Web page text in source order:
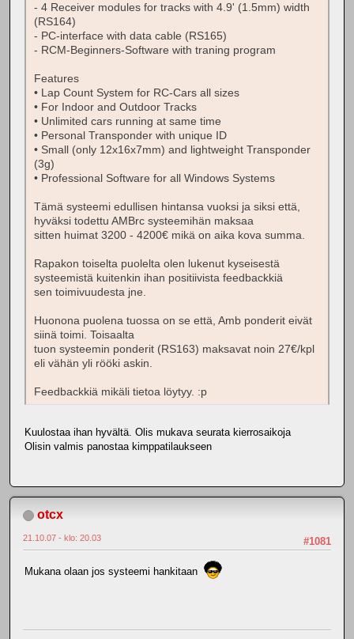
- 4 Receiver modules for tracks with 4.9' (1.5mm) width
(RS164)
- PC-interface with data cable (RS165)
- RCM-Beginners-Software with traning program
Features
• Lap Count System for RC-Cars all sizes
• For Indoor and Outdoor Tracks
• Unlimited cars running at same time
• Personal Transponder with unique ID
• Small (only 12x16x7mm) and lightweight Transponder
(3g)
• Professional Software for all Windows Systems
Tämä systeemi edullisen hintansa vuoksi ja siksi että,
hyväksi todettu AMBrc systeemihän maksaa
sitten huimat 3200 - 4200€ mikä on aika kova summa.
Rapakon toiselta puolelta olen lukenut kyseisestä
systeemistä kuitenkin ihan positiivista feedbackkiä
sen toimivuudesta jne.
Huonona puolena tuossa on se että, Amb ponderit eivät
siinä toimi. Toisaalta
tuon systeemin ponderit (RS163) maksavat noin 27€/kpl
eli vähän yli rööki askin.
Feedbackkiä mikäli tietoa löytyy. :p
Kuulostaa ihan hyvältä. Olis mukava seurata kierrosaikoja
Olisin valmis panostaa kimppatilaukseen
otcx
#1081
21.10.07 - klo: 20.03
Mukana olaan jos systeemi hankitaan